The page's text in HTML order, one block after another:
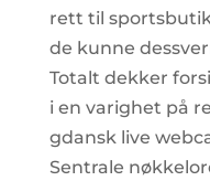
rett til
de kunne
Totalt dekker
i en varighet på
gdansk live
Sentrale